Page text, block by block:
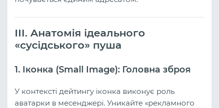
III. Анатомія ідеального
«сусідського» пуша
1. Іконка (Small Image): Головна зброя
У контексті дейтингу іконка виконує роль
аватарки в месенджері. Уникайте «рекламного